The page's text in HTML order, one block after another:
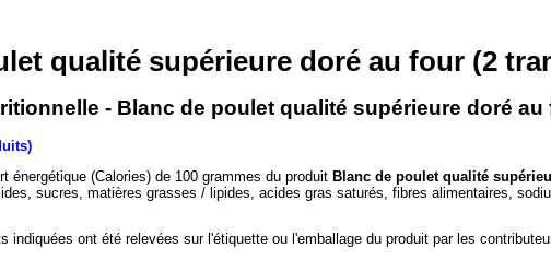
qualité supérieure doré au four (2
- Blanc de poulet qualité supérieure doré au
énergétique (Calories) de 100 grammes du produit Blanc de poulet qualité
sucres, matières grasses / lipides, acides gras saturés, fibres alimentaires,
indiquées ont été relevées sur l'étiquette ou l'emballage du produit par les